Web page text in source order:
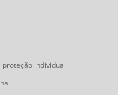
individual